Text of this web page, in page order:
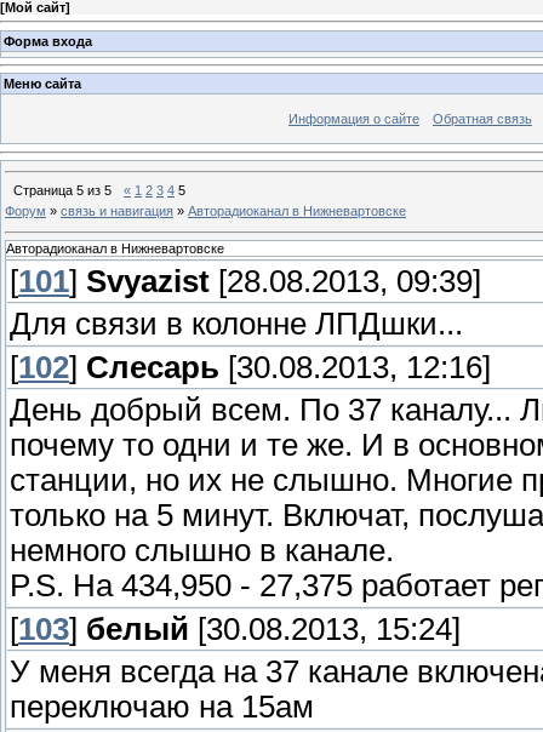
[Мой сайт]
Форма входа
Меню сайта
Информация о сайте Обратная связь
Страница 5 из 5 « 1 2 3 4 5
Форум » связь и навигация » Авторадиоканал в Нижневартовске
Авторадиоканал в Нижневартовске
[101] Svyazist [28.08.2013, 09:39]
Для связи в колонне ЛПДшки...
[102] Слесарь [30.08.2013, 12:16]
День добрый всем. По 37 каналу...
почему то одни и те же. И в
станции, но их не слышно. Многие
только на 5 минут. Включат,
немного слышно в канале.
P.S. На 434,950 - 27,375 работает
[103] белый [30.08.2013, 15:24]
У меня всегда на 37 канале
переключаю на 15ам